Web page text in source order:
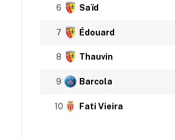
6 Saïd
7 Édouard
8 Thauvin
9 Barcola
10 Fati Vieira